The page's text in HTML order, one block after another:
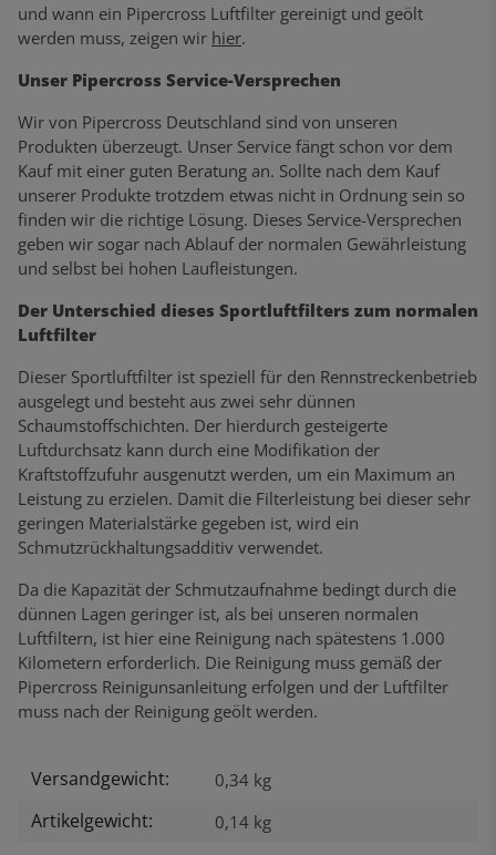
und wann ein Pipercross Luftfilter gereinigt und geölt
werden muss, zeigen wir hier.
Unser Pipercross Service-Versprechen
Wir von Pipercross Deutschland sind von unseren
Produkten überzeugt. Unser Service fängt schon vor dem
Kauf mit einer guten Beratung an. Sollte nach dem Kauf
unserer Produkte trotzdem etwas nicht in Ordnung sein so
finden wir die richtige Lösung. Dieses Service-Versprechen
geben wir sogar nach Ablauf der normalen Gewährleistung
und selbst bei hohen Laufleistungen.
Der Unterschied dieses Sportluftfilters zum normalen
Luftfilter
Dieser Sportluftfilter ist speziell für den Rennstreckenbetrieb
ausgelegt und besteht aus zwei sehr dünnen
Schaumstoffschichten. Der hierdurch gesteigerte
Luftdurchsatz kann durch eine Modifikation der
Kraftstoffzufuhr ausgenutzt werden, um ein Maximum an
Leistung zu erzielen. Damit die Filterleistung bei dieser sehr
geringen Materialstärke gegeben ist, wird ein
Schmutzrückhaltungsadditiv verwendet.
Da die Kapazität der Schmutzaufnahme bedingt durch die
dünnen Lagen geringer ist, als bei unseren normalen
Luftfiltern, ist hier eine Reinigung nach spätestens 1.000
Kilometern erforderlich. Die Reinigung muss gemäß der
Pipercross Reinigunsanleitung erfolgen und der Luftfilter
muss nach der Reinigung geölt werden.
Produkteigenschaft
Wert
Versandgewicht: 0,34 kg
Artikelgewicht: 0,14 kg